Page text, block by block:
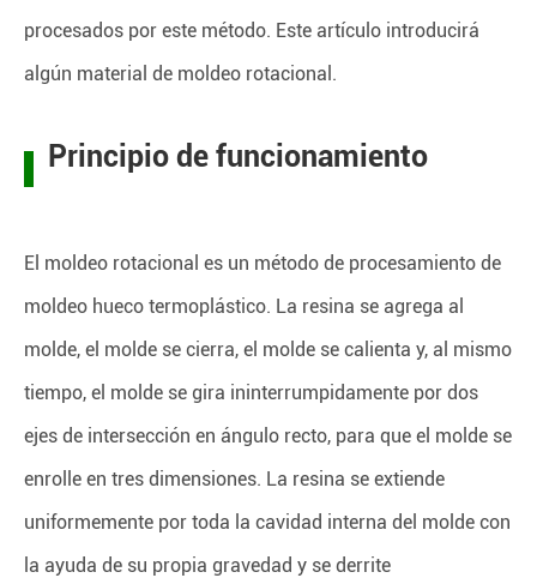
procesados por este método. Este artículo introducirá
algún material de moldeo rotacional.
Principio de funcionamiento
El moldeo rotacional es un método de procesamiento de
moldeo hueco termoplástico. La resina se agrega al
molde, el molde se cierra, el molde se calienta y, al mismo
tiempo, el molde se gira ininterrumpidamente por dos
ejes de intersección en ángulo recto, para que el molde se
enrolle en tres dimensiones. La resina se extiende
uniformemente por toda la cavidad interna del molde con
la ayuda de su propia gravedad y se derrite